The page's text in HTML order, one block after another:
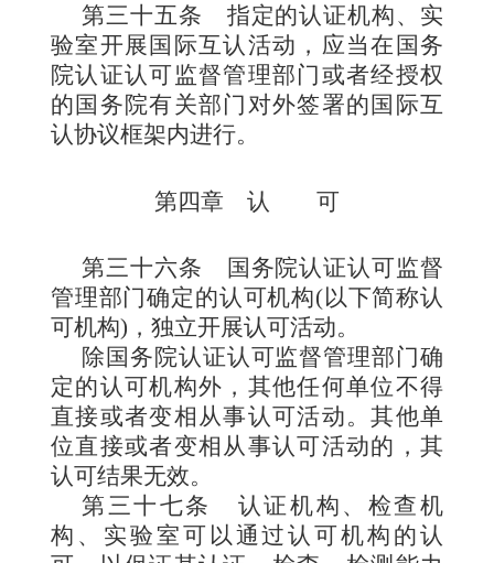
第三十五条 指定的认证机构、实
验室开展国际互认活动，应当在国务
院认证认可监督管理部门或者经授权
的国务院有关部门对外签署的国际互
认协议框架内进行。
第四章 认 可
第三十六条
国务院认证认可监督
管理部门确定的认可机构(以下简称认
可机构)，独立开展认可活动。
除国务院认证认可监督管理部门确
定的认可机构外，其他任何单位不得
直接或者变相从事认可活动。其他单
位直接或者变相从事认可活动的，其
认可结果无效。
第三十七条 认证机构、检查机
构、实验室可以通过认可机构的认